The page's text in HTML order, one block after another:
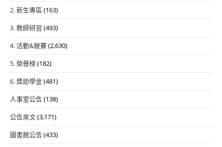
2. 新生專區 (163)
3. 教師研習 (493)
4. 活動&競賽(2,630)
5. 榮譽榜(182)
6. 獎助學金(481)
人事室公告(138)
公告來文(3,171)
圖書館公告(433)